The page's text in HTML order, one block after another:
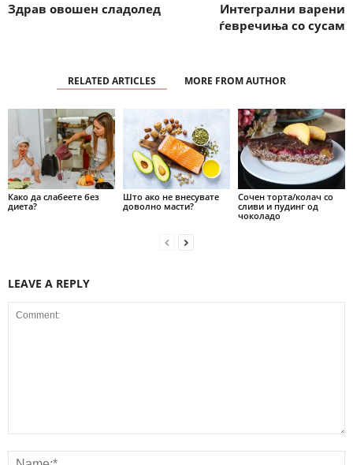
Здрав овошен сладолед
Интегрални варени
ѓевречиња со сусам
RELATED ARTICLES MORE FROM AUTHOR
Како да слабеете без
диета?
Што ако не внесувате
доволно масти?
Сочен торта/колач со
сливи и пудинг од
чоколадо
LEAVE A REPLY